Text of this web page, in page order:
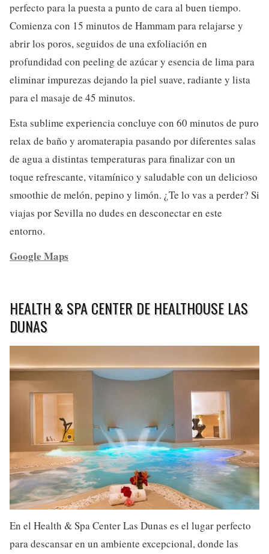
perfecto para la puesta a punto de cara al buen tiempo.
Comienza con 15 minutos de Hammam para relajarse y
abrir los poros, seguidos de una exfoliación en
profundidad con peeling de azúcar y esencia de lima para
eliminar impurezas dejando la piel suave, radiante y lista
para el masaje de 45 minutos.
Esta sublime experiencia concluye con 60 minutos de puro
relax de baño y aromaterapia pasando por diferentes salas
de agua a distintas temperaturas para finalizar con un
toque refrescante, vitamínico y saludable con un delicioso
smoothie de melón, pepino y limón. ¿Te lo vas a perder? Si
viajas por Sevilla no dudes en desconectar en este
entorno.
Google Maps
HEALTH & SPA CENTER DE HEALTHOUSE LAS
DUNAS
En el Health & Spa Center Las Dunas es el lugar perfecto
para descansar en un ambiente excepcional, donde las